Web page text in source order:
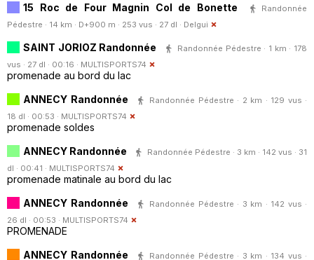
15 Roc de Four Magnin Col de Bonette
Randonnée
Pédestre · 14 km · D+900 m · 253 vus · 27 dl · Delgui
SAINT JORIOZ Randonnée
Randonnée Pédestre · 1 km · 178
vus · 27 dl · 00:16 · MULTISPORTS74
promenade au bord du lac
ANNECY Randonnée
Randonnée Pédestre · 2 km · 129 vus ·
18 dl · 00:53 · MULTISPORTS74
promenade soldes
ANNECY Randonnée
Randonnée Pédestre · 3 km · 142 vus · 31
dl · 00:41 · MULTISPORTS74
promenade matinale au bord du lac
ANNECY Randonnée
Randonnée Pédestre · 3 km · 142 vus ·
26 dl · 00:53 · MULTISPORTS74
PROMENADE
ANNECY Randonnée
Randonnée Pédestre · 3 km · 134 vus ·